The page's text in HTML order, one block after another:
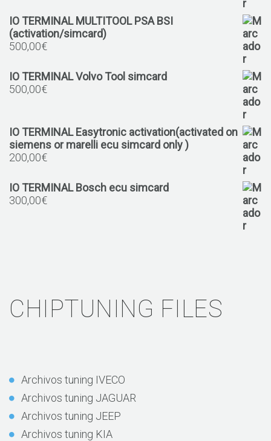
IO TERMINAL MULTITOOL PSA BSI
(activation/simcard)
500,00€
IO TERMINAL Volvo Tool simcard
500,00€
IO TERMINAL Easytronic activation(activated on
siemens or marelli ecu simcard only )
200,00€
IO TERMINAL Bosch ecu simcard
300,00€
CHIPTUNING FILES
Archivos tuning IVECO
Archivos tuning JAGUAR
Archivos tuning JEEP
Archivos tuning KIA